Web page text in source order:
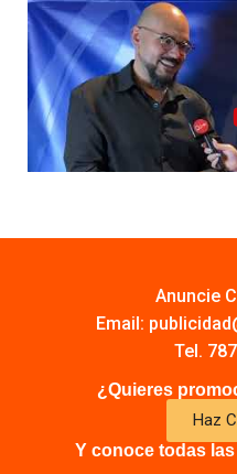
Anuncie
Email:
Tel.
¿Quieres
Haz
Y conoce todas